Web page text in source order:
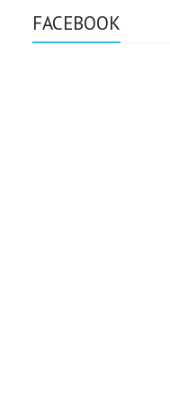
FACEBOOK